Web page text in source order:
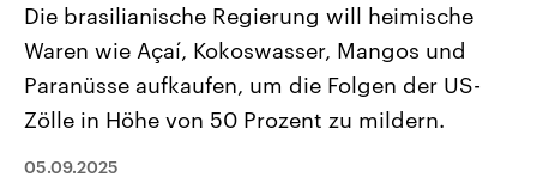
USA
Aktuelle Beiträge, Analysen und
Wirtschaftlich und militärisch
Nahostkonflikt
Aktuelle Lage und
Die brasilianische Regierung will heimische
Waren wie Açaí, Kokoswasser, Mangos und
Paranüsse aufkaufen, um die Folgen der US-
Zölle in Höhe von 50 Prozent zu mildern.
05.09.2025